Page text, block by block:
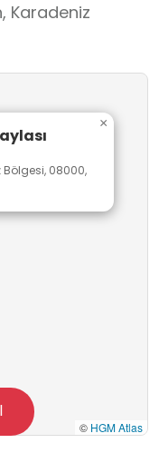
Karadeniz
Bölgesi, 08000,
×
© HGM Atlas